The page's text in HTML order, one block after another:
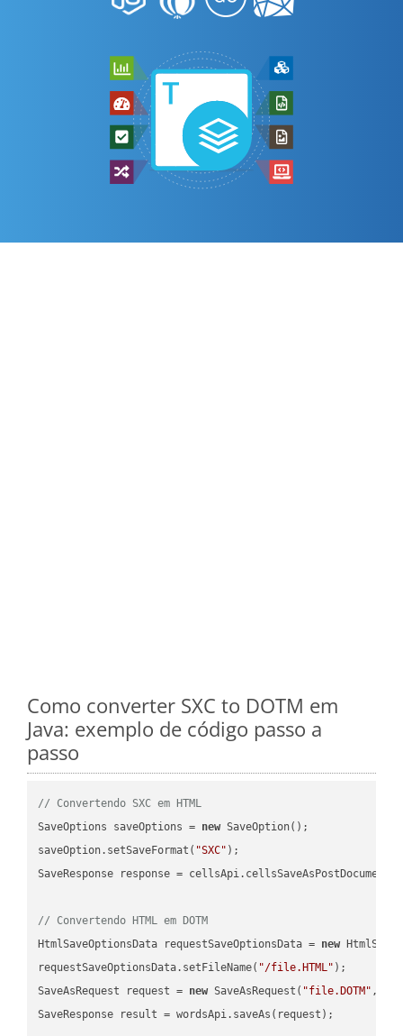
Como converter SXC to DOTM em
Java: exemplo de código passo a
passo
// Convertendo SXC em HTML
SaveOptions saveOptions = new SaveOption();
saveOption.setSaveFormat( "SXC" );
SaveResponse response =
// Convertendo HTML em DOTM
HtmlSaveOptionsData requestSaveOptionsData = new
requestSaveOptionsData.setFileName( "/file.HTML" );
SaveAsRequest request = new SaveAsRequest( "file.DOTM"